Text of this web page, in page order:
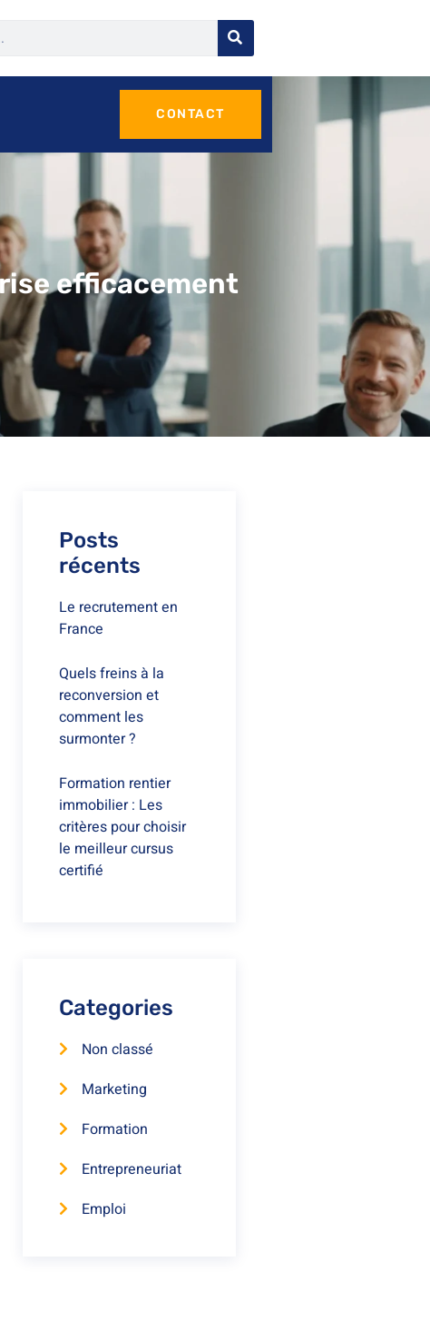
CONTACT
efficacement
Posts
récents
Le recrutement en
France
Quels freins à la
reconversion et
comment les
surmonter ?
Formation rentier
immobilier : Les
critères pour choisir
le meilleur cursus
certifié
Categories
Non classé
Marketing
Formation
Entrepreneuriat
Emploi